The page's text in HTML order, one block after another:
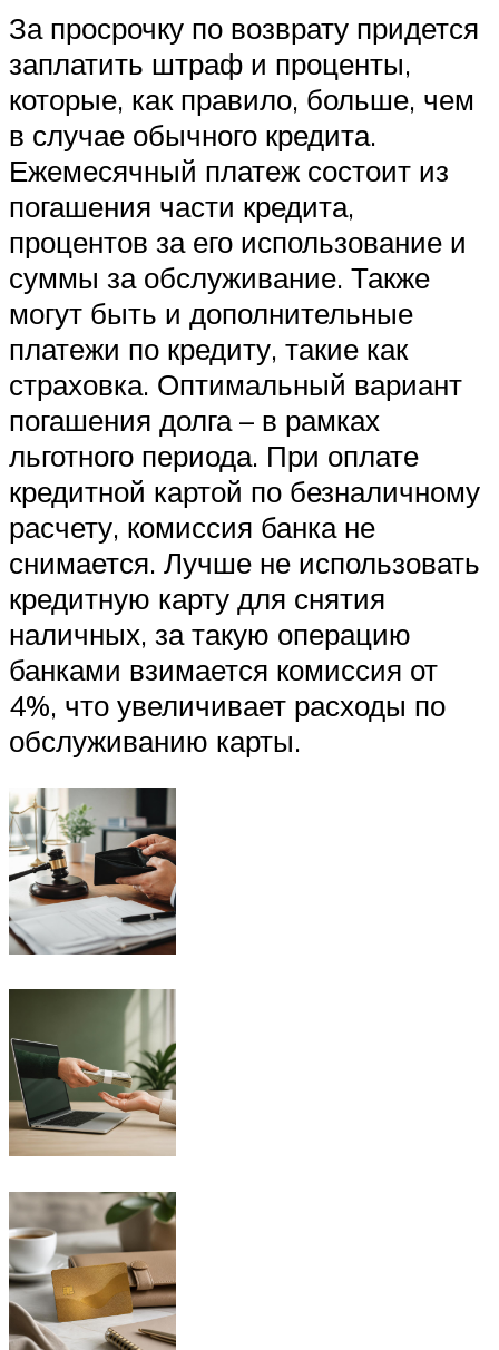
За просрочку по возврату придется
заплатить штраф и проценты,
которые, как правило, больше, чем
в случае обычного кредита.
Ежемесячный платеж состоит из
погашения части кредита,
процентов за его использование и
суммы за обслуживание. Также
могут быть и дополнительные
платежи по кредиту, такие как
страховка. Оптимальный вариант
погашения долга – в рамках
льготного периода. При оплате
кредитной картой по безналичному
расчету, комиссия банка не
снимается. Лучше не использовать
кредитную карту для снятия
наличных, за такую операцию
банками взимается комиссия от
4%, что увеличивает расходы по
обслуживанию карты.